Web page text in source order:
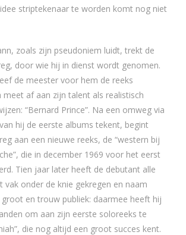
striptekenaar te worden komt nog niet
zoals zijn pseudoniem luidt, trekt de
door wie hij in dienst wordt genomen.
de meester voor hem de reeks
meet af aan zijn talent als realistisch
“Bernard Prince”. Na een omweg via
hij de eerste albums tekent, begint
aan een nieuwe reeks, de “western bij
die in december 1969 voor het eerst
Tien jaar later heeft de debutant alle
vak onder de knie gekregen en naam
en trouw publiek: daarmee heeft hij
om aan zijn eerste soloreeks te
die nog altijd een groot succes kent.